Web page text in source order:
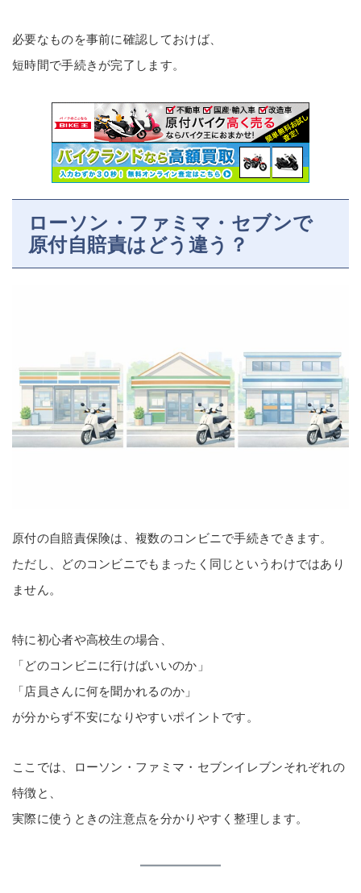
必要なものを事前に確認しておけば、
短時間で手続きが完了します。
ローソン・ファミマ・セブンで
原付自賠責はどう違う？
原付の自賠責保険は、複数のコンビニで手続きできます。
ただし、どのコンビニでもまったく同じというわけではあり
ません。
特に初心者や高校生の場合、
「どのコンビニに行けばいいのか」
「店員さんに何を聞かれるのか」
が分からず不安になりやすいポイントです。
ここでは、ローソン・ファミマ・セブンイレブンそれぞれの
特徴と、
実際に使うときの注意点を分かりやすく整理します。